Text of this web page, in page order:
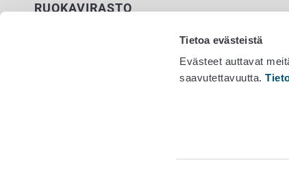
Tietoa evästeistä
Evästeet auttavat
saavutettavuutta.
RUOKAVIRASTO